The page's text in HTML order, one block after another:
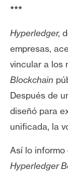
i
n
t
h
e
e
u
***
Hyperledger,
empresas,
vincular a los
Blockchain
Después de
diseñó para
unificada, la
Así lo informo
Hyperledger